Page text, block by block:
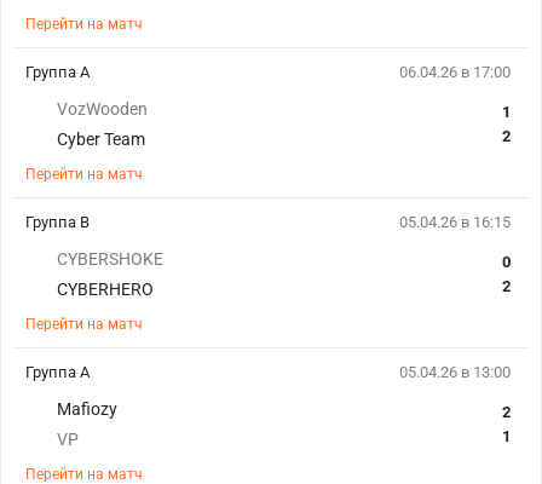
Перейти на матч
06.04.26 в 17:00
VozWooden
Cyber Team
1
2
Перейти на матч
Группа A
05.04.26 в 16:15
CYBERSHOKE
CYBERHERO
0
2
Перейти на матч
Группа B
05.04.26 в 13:00
Mafiozy
VP
2
1
Перейти на матч
Группа A